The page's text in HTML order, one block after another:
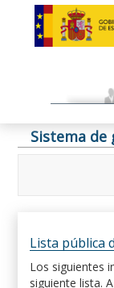
Sistema
Lista pública
Los siguientes
siguiente lista.